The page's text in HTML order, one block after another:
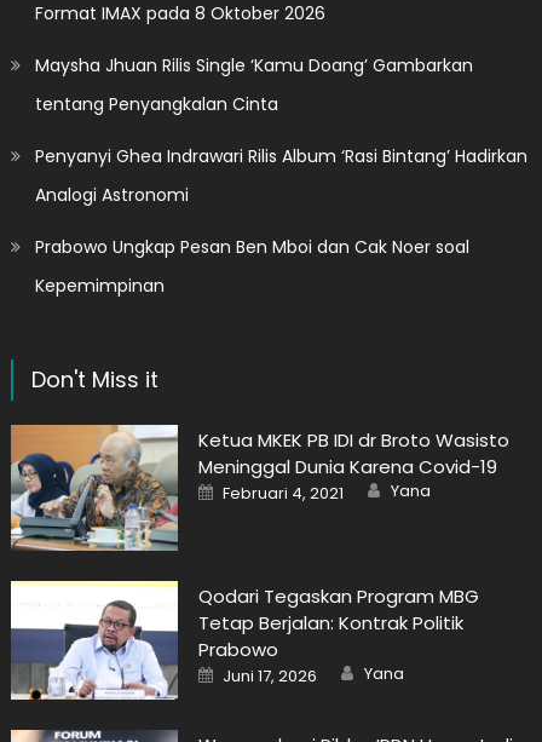
Format IMAX pada 8 Oktober 2026
Maysha Jhuan Rilis Single ‘Kamu Doang’ Gambarkan
tentang Penyangkalan Cinta
Penyanyi Ghea Indrawari Rilis Album ‘Rasi Bintang’ Hadirkan
Analogi Astronomi
Prabowo Ungkap Pesan Ben Mboi dan Cak Noer soal
Kepemimpinan
Don't Miss it
Ketua MKEK PB IDI dr Broto Wasisto
Meninggal Dunia Karena Covid-19
Posted
on
Februari 4, 2021 Author
Yana
Qodari Tegaskan Program MBG
Tetap Berjalan: Kontrak Politik
Prabowo
Posted
on
Juni 17, 2026 Author
Yana